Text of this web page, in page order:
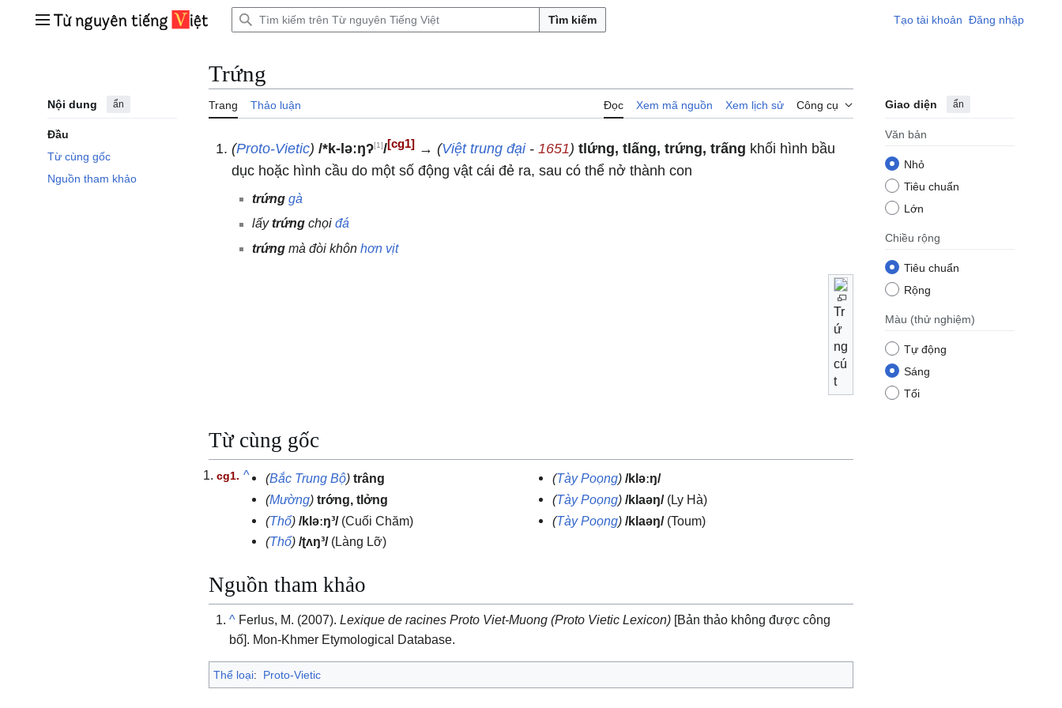
Trình đơn chính Tìm kiếm Tạo tài khoản Đăng nhập
Nội dung ẩn
Đầu
Từ cùng gốc
Nguồn tham khảo
Trứng
Trang Thảo luận Đọc Xem mã nguồn Xem lịch sử Công cụ Giao diện ẩn
Văn bản
Nhỏ
Tiêu chuẩn
Lớn
Chiều rộng
Tiêu chuẩn
Rộng
Màu (thử nghiệm)
Tự động
Sáng
Tối
(Proto-Vietic) /*k-ləːŋʔ[1]/[cg1] →(Việt trung đại-1651) tlứng, tlấng, trứng, trấng khối hình bầu
dục hoặc hình cầu do một số động vật cái đẻ ra, sau có thể nở thành con
trứng gà
lấytrứng chọiđá
trứng mà đòi khônhơn vịt
Tr
ứ
ng
cú
t
Từ cùng gốc
^ (Bắc Trung Bộ) trâng
(Mường) trớng, tlởng
(Thổ) /kləːŋ³/(Cuối Chăm)
(Thổ) /ʈʌŋ³/(Làng Lỡ)
(Tày Poọng) /kləːŋ/
(Tày Poọng) /klaəŋ/(Ly Hà)
(Tày Poọng) /klaəŋ/(Toum)
Nguồn tham khảo
^ Ferlus, M. (2007).Lexique de racines Proto Viet-Muong (Proto Vietic Lexicon) [Bản thảo không được công
bố]. Mon-Khmer Etymological Database.
Thể loại: Proto-Vietic